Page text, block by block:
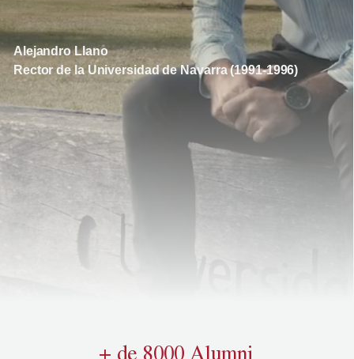
Alejandro Llano
Rector de la Universidad de Navarra (1991-1996)
+ de 8000 Alumni